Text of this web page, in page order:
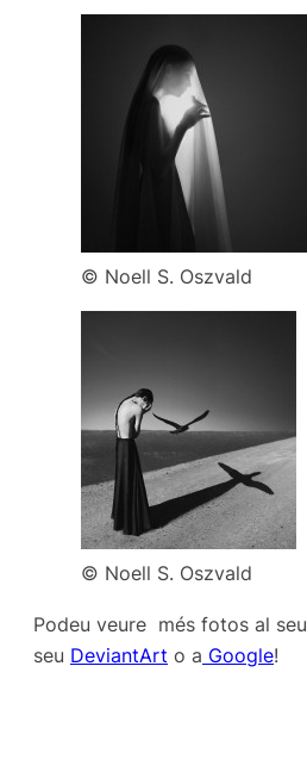
© Noell S. Oszvald
© Noell S. Oszvald
Podeu veure més fotos al seu
seu DeviantArt o a Google!